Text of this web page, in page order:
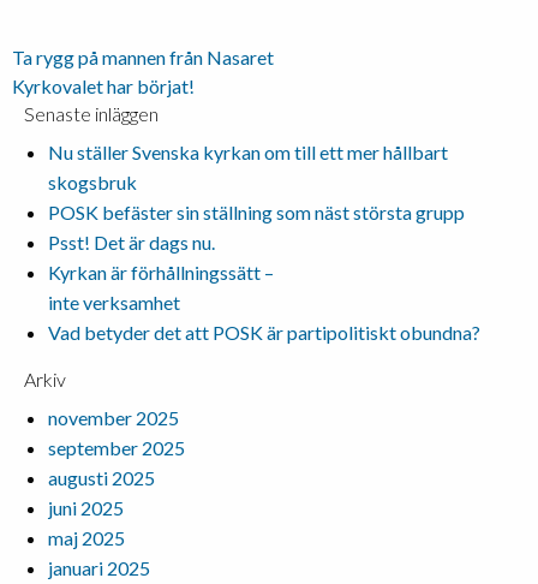
Inläggsnavigering
Ta rygg på mannen från Nasaret
Kyrkovalet har börjat!
Senaste inläggen
Nu ställer Svenska kyrkan om till ett mer hållbart
skogsbruk
POSK befäster sin ställning som näst största grupp
Psst! Det är dags nu.
Kyrkan är förhållningssätt –
inte verksamhet
Vad betyder det att POSK är partipolitiskt obundna?
Arkiv
november 2025
september 2025
augusti 2025
juni 2025
maj 2025
januari 2025